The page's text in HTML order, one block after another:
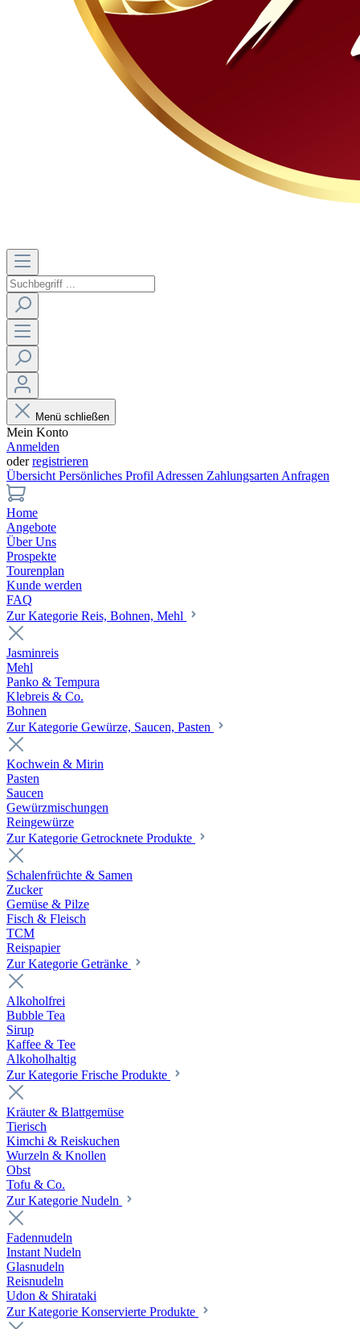
Menü schließen
Mein Konto
Anmelden
oderregistrieren
Übersicht Persönliches Profil Adressen Zahlungsarten Anfragen
Home
Angebote
Über Uns
Prospekte
Tourenplan
Kunde werden
FAQ
Zur Kategorie Reis, Bohnen, Mehl
Jasminreis
Mehl
Panko & Tempura
Klebreis & Co.
Bohnen
Zur Kategorie Gewürze, Saucen, Pasten
Kochwein & Mirin
Pasten
Saucen
Gewürzmischungen
Reingewürze
Zur Kategorie Getrocknete Produkte
Schalenfrüchte & Samen
Zucker
Gemüse & Pilze
Fisch & Fleisch
TCM
Reispapier
Zur Kategorie Getränke
Alkoholfrei
Bubble Tea
Sirup
Kaffee & Tee
Alkoholhaltig
Zur Kategorie Frische Produkte
Kräuter & Blattgemüse
Tierisch
Kimchi & Reiskuchen
Wurzeln & Knollen
Obst
Tofu & Co.
Zur Kategorie Nudeln
Fadennudeln
Instant Nudeln
Glasnudeln
Reisnudeln
Udon & Shirataki
Zur Kategorie Konservierte Produkte